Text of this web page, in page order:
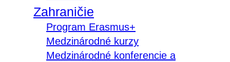
Zahraničie
Program Erasmus+
Medzinárodné kurzy
Medzinárodné konferencie a